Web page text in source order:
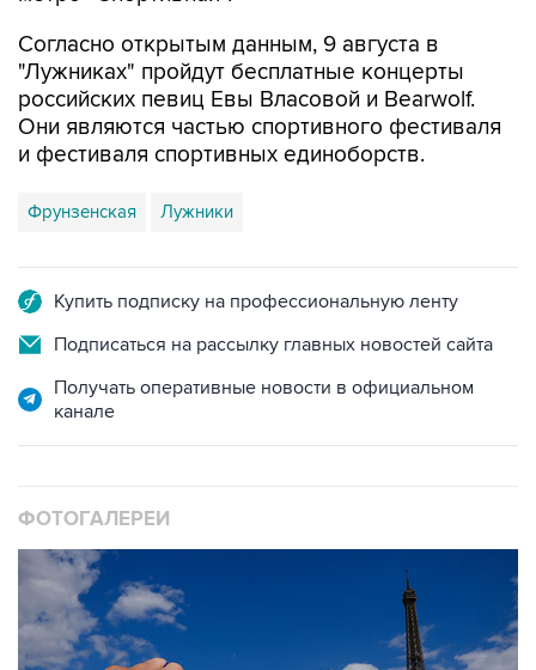
российских певиц Евы Власовой и Bearwolf.
Они являются частью спортивного фестиваля
и фестиваля спортивных единоборств.
Фрунзенская Лужники
Подписаться на рассылку главных новостей сайта
Получать оперативные новости в официальном